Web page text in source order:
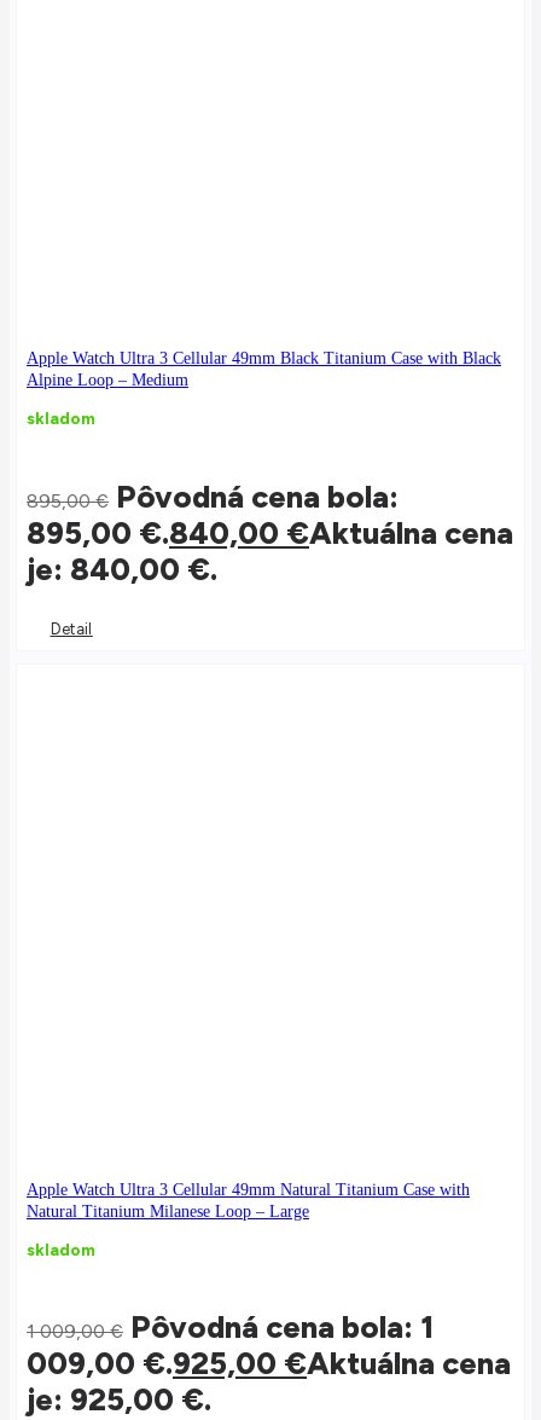
Apple Watch Ultra 3 Cellular 49mm Black Titanium Case with Black
Alpine Loop – Medium
skladom
895,00€ Pôvodná cena bola:
895,00 €.840,00 €Aktuálna cena
je: 840,00 €.
Detail
Apple Watch Ultra 3 Cellular 49mm Natural Titanium Case with
Natural Titanium Milanese Loop – Large
skladom
1 009,00€ Pôvodná cena bola: 1
009,00 €.925,00 €Aktuálna cena
je: 925,00 €.